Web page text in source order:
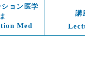
ョン医学
Med
講